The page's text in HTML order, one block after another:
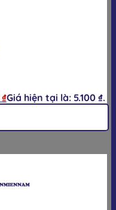
₫Giá hiện tại là: 5.100 ₫.